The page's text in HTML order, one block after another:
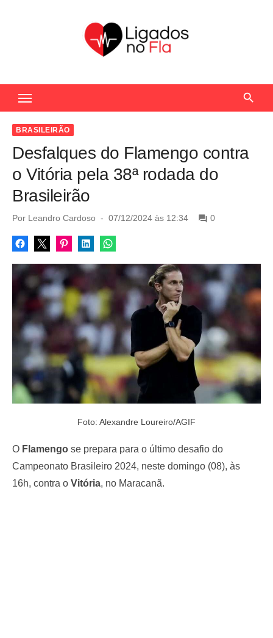
c
BRASILEIRÃO
Desfalques do Flamengo contra
o Vitória pela 38ª rodada do
Brasileirão
Por Leandro Cardoso
P
s
t
n
07/12/2024 às 12:34 0
Foto: Alexandre Loureiro/AGIF
O Flamengo se prepara para o último desafio do
Campeonato Brasileiro 2024, neste domingo (08), às
16h, contra o Vitória, no Maracanã.